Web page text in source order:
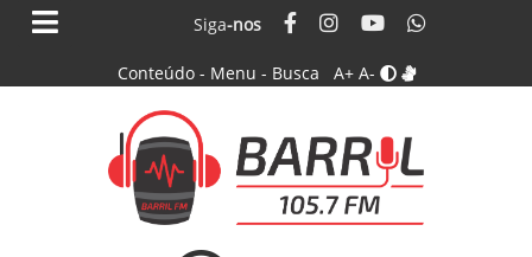
Siga-nos
Conteúdo - Menu - Busca A+ A-